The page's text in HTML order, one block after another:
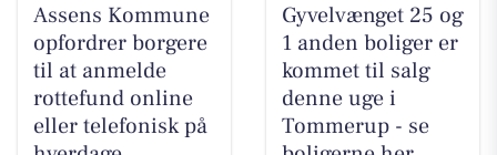
Assens Kommune
opfordrer borgere
til at anmelde
rottefund online
eller telefonisk på
Gyvelvænget 25 og
1 anden boliger er
kommet til salg
denne uge i
Tommerup - se